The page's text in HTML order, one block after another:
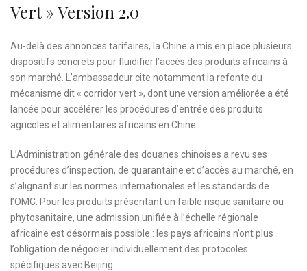
Vert » Version 2.0
Au-delà des annonces tarifaires, la Chine a mis en place plusieurs
dispositifs concrets pour fluidifier l’accès des produits africains à
son marché. L’ambassadeur cite notamment la refonte du
mécanisme dit « corridor vert », dont une version améliorée a été
lancée pour accélérer les procédures d’entrée des produits
agricoles et alimentaires africains en Chine.
L’Administration générale des douanes chinoises a revu ses
procédures d’inspection, de quarantaine et d’accès au marché, en
s’alignant sur les normes internationales et les standards de
l’OMC. Pour les produits présentant un faible risque sanitaire ou
phytosanitaire, une admission unifiée à l’échelle régionale
africaine est désormais possible : les pays africains n’ont plus
l’obligation de négocier individuellement des protocoles
spécifiques avec Beijing.